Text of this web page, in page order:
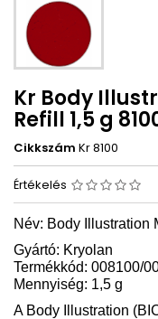
Kr Body
Refill 1,5 g
Cikkszám Kr 8100
Értékelés
Név: Body Illustration
Gyártó: Kryolan
Termékkód: 008100/
Mennyiség: 1,5 g
A Body Illustration